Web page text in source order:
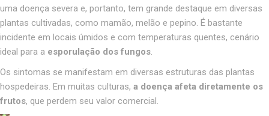
uma doença severa e, portanto, tem grande destaque em diversas
plantas cultivadas, como mamão, melão e pepino. É bastante
incidente em locais úmidos e com temperaturas quentes, cenário
ideal para a esporulação dos fungos.
Os sintomas se manifestam em diversas estruturas das plantas
hospedeiras. Em muitas culturas, a doença afeta diretamente os
frutos, que perdem seu valor comercial.